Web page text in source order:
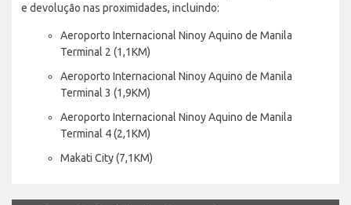
e devolução nas proximidades, incluindo:
Aeroporto Internacional Ninoy Aquino de Manila
Terminal 2 (1,1KM)
Aeroporto Internacional Ninoy Aquino de Manila
Terminal 3 (1,9KM)
Aeroporto Internacional Ninoy Aquino de Manila
Terminal 4 (2,1KM)
Makati City (7,1KM)